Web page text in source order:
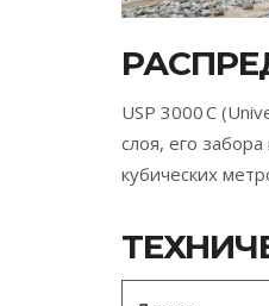
USP 3000 C
слоя, его
кубических